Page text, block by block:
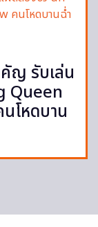
ญ รับเล่น
Queen
โหดบาน